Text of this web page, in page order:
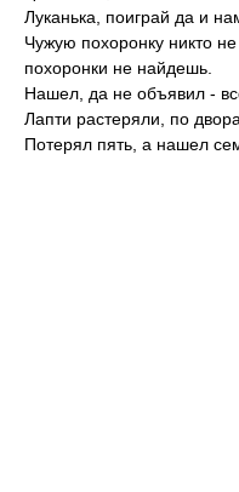
Луканька, поиграй да и
Чужую похоронку никто
похоронки не найдешь.
Нашел, да не объявил -
Лапти растеряли, по
Потерял пять, а нашел